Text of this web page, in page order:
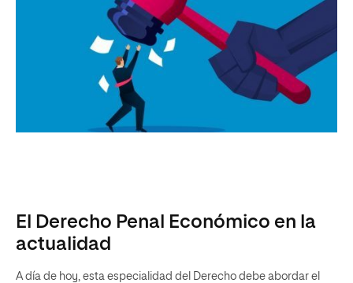
El Derecho Penal Económico en la
actualidad
A día de hoy, esta especialidad del Derecho debe abordar el